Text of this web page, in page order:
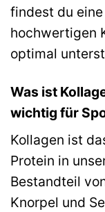
findest du
hochwertigen
optimal
Was ist
wichtig für
Kollagen ist
Protein in
Bestandteil
Knorpel und